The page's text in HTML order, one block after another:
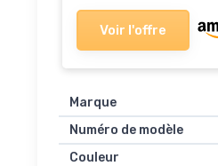
Voir l'offre
Marque
Numéro de modèle
Couleur